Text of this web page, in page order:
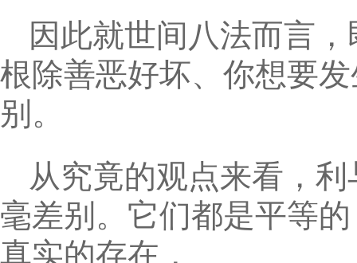
因此就世间八法而言
根除善恶好坏、你想要
别。
从究竟的观点来看，
毫差别。它们都是平等
真实的存在，